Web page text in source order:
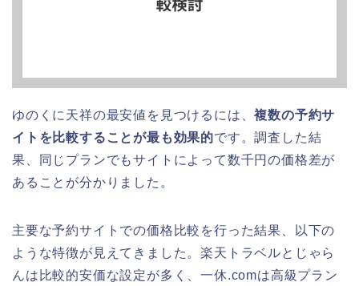
ゆのくに天祥の最安値を見つけるには、複数の予約サ
イトを比較することが最も効果的です。調査した結
果、同じプランでもサイトによって数千円の価格差が
あることが分かりました。
主要な予約サイトでの価格比較を行った結果、以下の
ような特徴が見えてきました。楽天トラベルとじゃら
んは比較的安価な設定が多く、一休.comは高級プラン